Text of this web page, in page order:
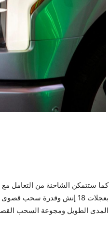
كما ستتمكن الشاحنة من التعامل مع حمولة قصوى تصل
بعجلات 18 إنش وقدرة سحب قصوى تبلغ 10 آلاف رطل في فئاتXLT ولاريات بوجود بطارية
المدى الطويل ومجوعة السحب